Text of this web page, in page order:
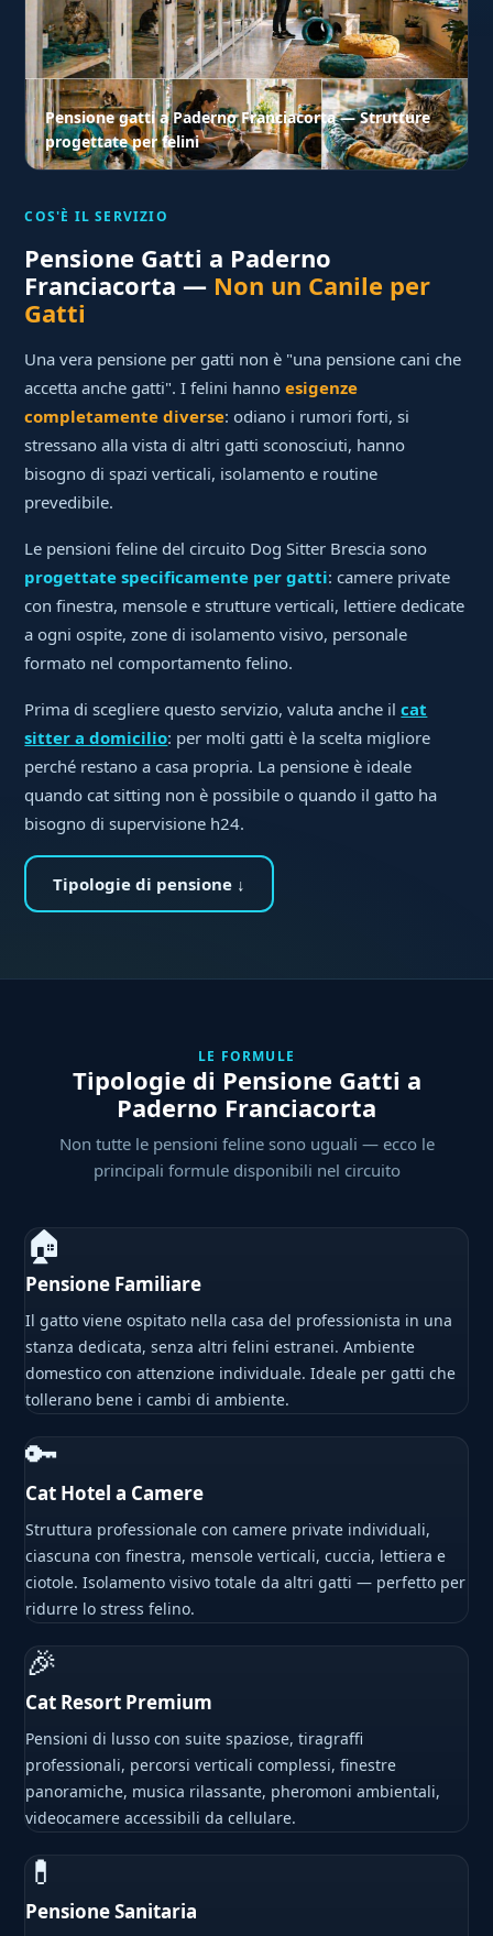
Pensione gatti a Paderno Franciacorta — Strutture
progettate per felini
COS'È IL SERVIZIO
Pensione Gatti a Paderno
Franciacorta — Non un Canile per
Gatti
Una vera pensione per gatti non è "una pensione cani che
accetta anche gatti". I felini hannoesigenze
completamente diverse: odiano i rumori forti, si
stressano alla vista di altri gatti sconosciuti, hanno
bisogno di spazi verticali, isolamento e routine
prevedibile.
Le pensioni feline del circuito Dog Sitter Brescia sono
progettate specificamente per gatti: camere private
con finestra, mensole e strutture verticali, lettiere dedicate
a ogni ospite, zone di isolamento visivo, personale
formato nel comportamento felino.
Prima di scegliere questo servizio, valuta anche ilcat
sitter a domicilio: per molti gatti è la scelta migliore
perché restano a casa propria. La pensione è ideale
quando cat sitting non è possibile o quando il gatto ha
bisogno di supervisione h24.
Tipologie di pensione ↓
LE FORMULE
Tipologie di Pensione Gatti a
Paderno Franciacorta
Non tutte le pensioni feline sono uguali — ecco le
principali formule disponibili nel circuito
🏠
Pensione Familiare
Il gatto viene ospitato nella casa del professionista in una
stanza dedicata, senza altri felini estranei. Ambiente
domestico con attenzione individuale. Ideale per gatti che
tollerano bene i cambi di ambiente.
🔑
Cat Hotel a Camere
Struttura professionale con camere private individuali,
ciascuna con finestra, mensole verticali, cuccia, lettiera e
ciotole. Isolamento visivo totale da altri gatti — perfetto per
ridurre lo stress felino.
🎉
Cat Resort Premium
Pensioni di lusso con suite spaziose, tiragraffi
professionali, percorsi verticali complessi, finestre
panoramiche, musica rilassante, pheromoni ambientali,
videocamere accessibili da cellulare.
💊
Pensione Sanitaria